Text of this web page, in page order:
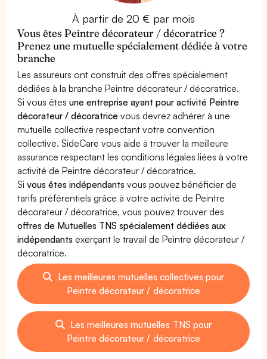
À partir de 20 € par mois
Vous êtes Peintre décorateur / décoratrice ?
Prenez une mutuelle spécialement dédiée à votre
branche
Les assureurs ont construit des offres spécialement
dédiées à la branche Peintre décorateur / décoratrice.
Si vous êtesune entreprise ayant pour activité Peintre
décorateur / décoratrice vous devrez adhérer à une
mutuelle collective respectant votre convention
collective. SideCare vous aide à trouver la meilleure
assurance respectant les conditions légales liées à votre
activité de Peintre décorateur / décoratrice.
Sivous êtes indépendants vous pouvez bénéficier de
tarifs préférentiels grâce à votre activité de Peintre
décorateur / décoratrice, vous pouvez trouver des
offres de Mutuelles TNS spécialement dédiées aux
indépendants exerçant le travail de Peintre décorateur /
décoratrice.
Les meilleures mutuelles collectives pour
Peintre décorateur / décoratrice
Les meilleures mutuelles TNS pour
Peintre décorateur / décoratrice